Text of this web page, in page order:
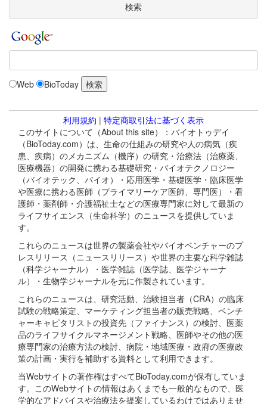
検索
Web BioToday
利用規約 | 特定商取引法に基づく表示
このサイトについて（About this site）：バイオトゥデイ
（BioToday.com）は、生命の仕組みの研究や人の病気（疾
患、疾病）のメカニズム（機序）の研究・治療法（治療薬、
医療機器）の開発に携わる基礎研究・バイオテクノロジー
（バイオテック、バイオ）・応用医学・基礎医学・臨床医学
や医療に携わる医師（プライマリーケア医師、専門医）・看
護師・薬剤師・介護福祉士などの医療専門家に対して最新の
ライフサイエンス（生命科学）のニュースを提供していま
す。
これらのニュースは世界の製薬会社やバイオベンチャーのプ
レスリリース（ニュースリリース）や世界の主要な科学雑誌
（科学ジャーナル）・医学雑誌（医学誌、医学ジャーナ
ル）・生物学ジャーナルを元に作製されています。
これらのニュースは、研究活動、治験担当者（CRA）の臨床
試験の戦略策定、マーケティング担当者の販売戦略、ベンチ
ャーキャピタリストの投資先（ファイナンス）の検討、医薬
品のライフサイクルマネージメント戦略、医師やその他の医
療専門家の治療方法の検討、病院・地域医療・政府の医療政
策の計画・実行を補助する資料として利用できます。
当Webサイトの著作権はすべてBioToday.comが保有していま
す。このWebサイトの情報はあくまでも一般的なもので、医
学的なアドバイスや治療法を提案しているわけではありませ